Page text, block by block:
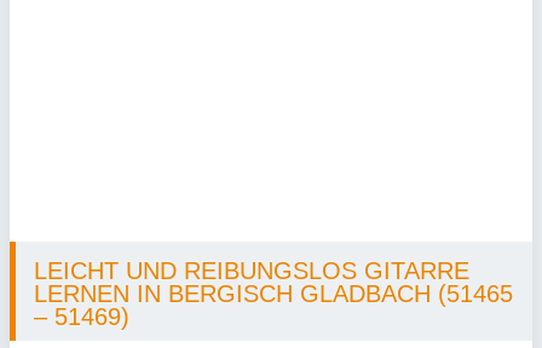
LEICHT UND REIBUNGSLOS GITARRE
LERNEN IN BERGISCH GLADBACH (51465
– 51469)